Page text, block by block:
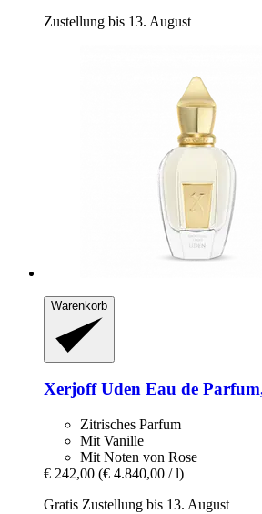
Zustellung bis 13. August
Warenkorb
XerjoffUden Eau de
Zitrisches Parfum
Mit Vanille
Mit Noten von Rose
€ 242,00 (€ 4.840,00 / l)
Gratis Zustellung bis 13. August